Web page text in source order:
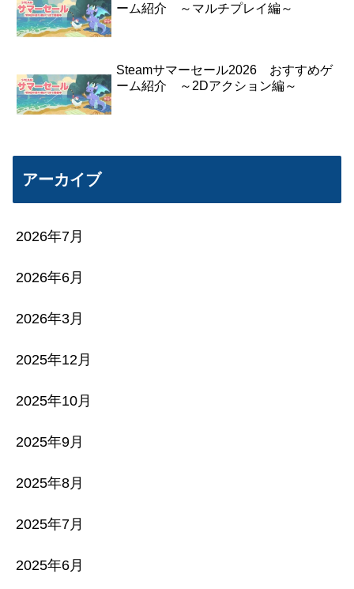
ーム紹介 ～マルチプレイ編～
Steamサマーセール2026 おすすめゲ
ーム紹介 ～2Dアクション編～
アーカイブ
2026年7月
2026年6月
2026年3月
2025年12月
2025年10月
2025年9月
2025年8月
2025年7月
2025年6月